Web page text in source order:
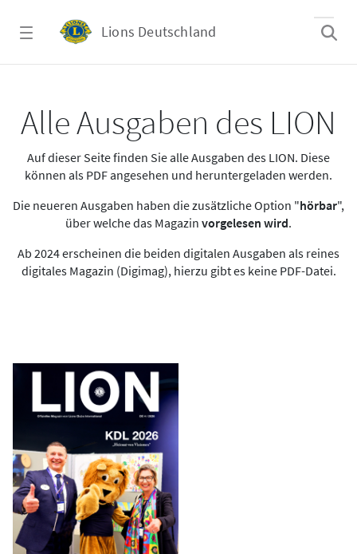
Lions Deutschland
Alle Ausgaben des LION
Auf dieser Seite finden Sie alle Ausgaben des LION. Diese
können als PDF angesehen und heruntergeladen werden.
Die neueren Ausgaben haben die zusätzliche Option "hörbar",
über welche das Magazin vorgelesen wird.
Ab 2024 erscheinen die beiden digitalen Ausgaben als reines
digitales Magazin (Digimag), hierzu gibt es keine PDF-Datei.